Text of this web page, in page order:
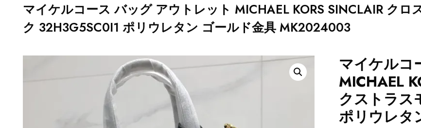
マイケルコース バッグ アウトレット MICHAEL KORS SINCLAIR ク
ク 32H3G5SC0I1 ポリウレタン ゴールド金具 MK2024003
マイケルコ
MICHAEL
クストラス
ポリウレタ